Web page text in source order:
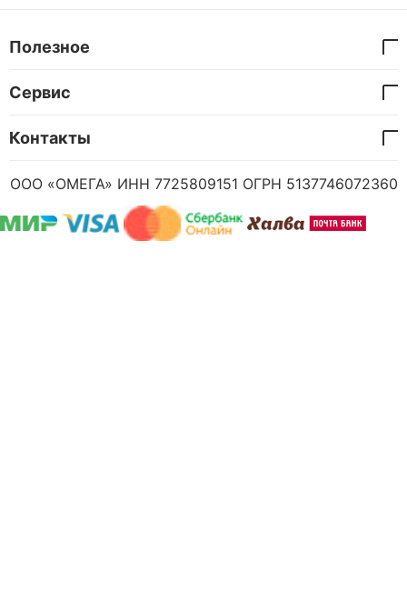
Полезное
Сервис
Контакты
ООО «ОМЕГА» ИНН 7725809151 ОГРН 5137746072360